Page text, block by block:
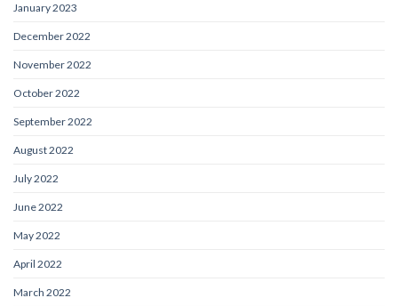
January 2023
December 2022
November 2022
October 2022
September 2022
August 2022
July 2022
June 2022
May 2022
April 2022
March 2022